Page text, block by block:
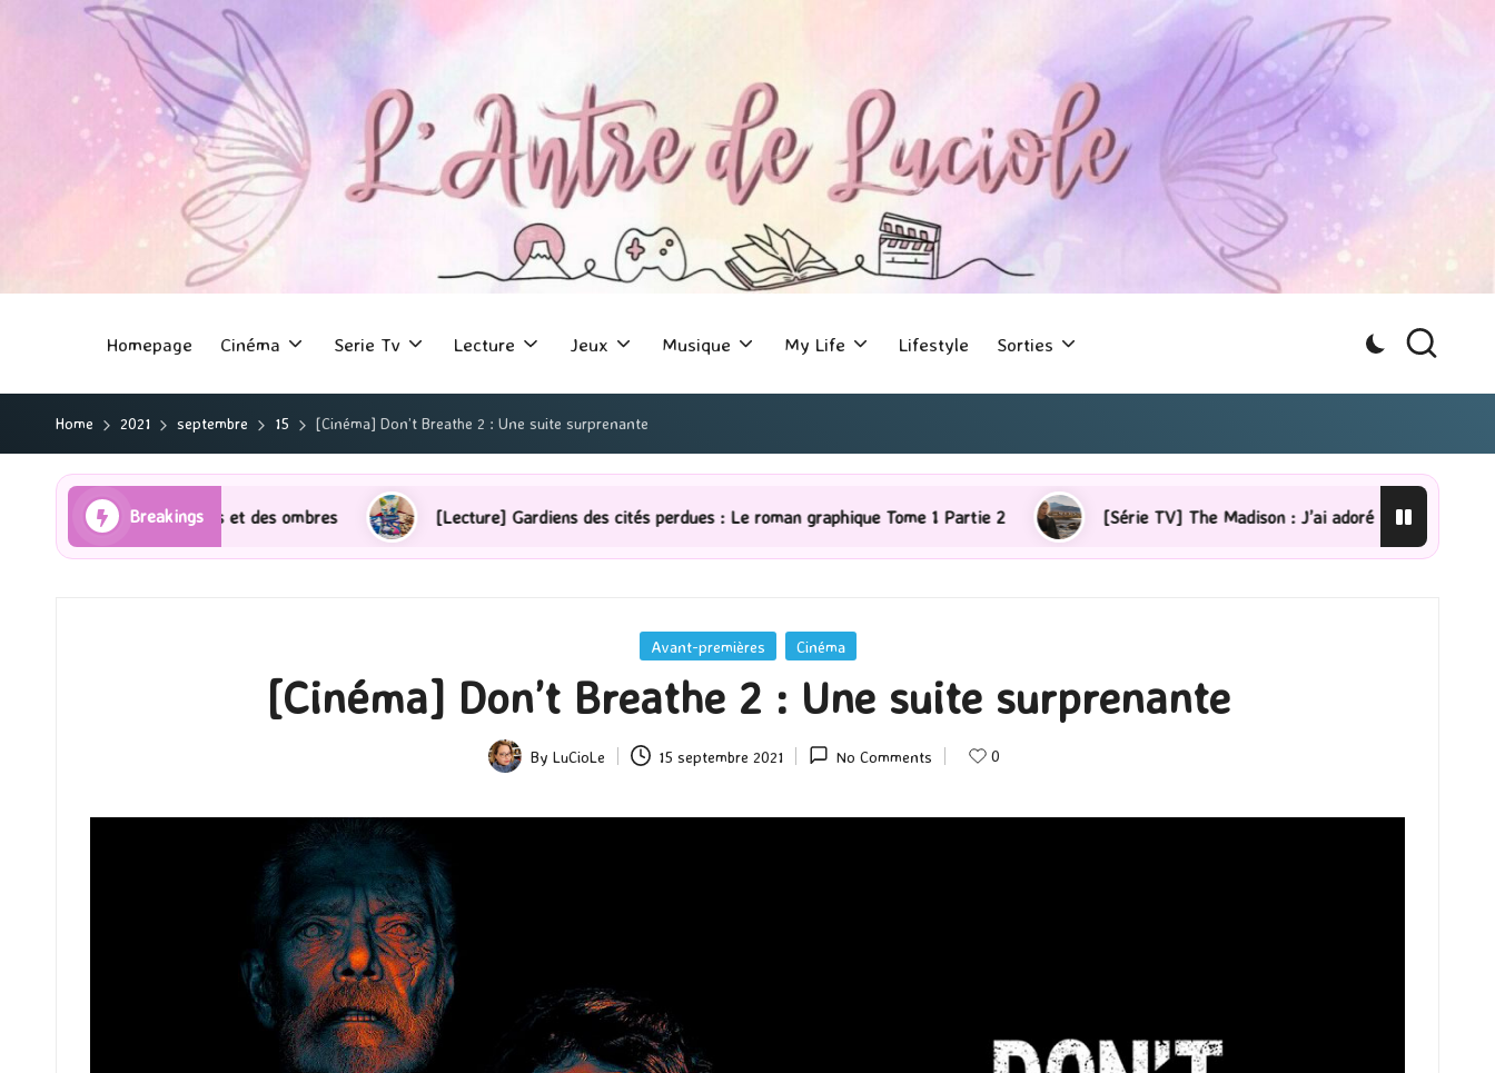
Homepage Cinéma Serie Tv Lecture Jeux Musique My Life Lifestyle Sorties
Home 2021 septembre 15 [Cinéma] Don’t Breathe 2 : Une suite surprenante
Breakings
des ombres [Lecture] Gardiens des cités perdues : Le roman graphique Tome 1 Partie 2 [Série TV] The Madison : J’ai adoré ! [Lecture] La femme de
Posted
Avant-premières Cinéma
[Cinéma] Don’t Breathe 2 : Une suite surprenante
Posted
By LuCioLe 15 septembre 2021 No Comments 0